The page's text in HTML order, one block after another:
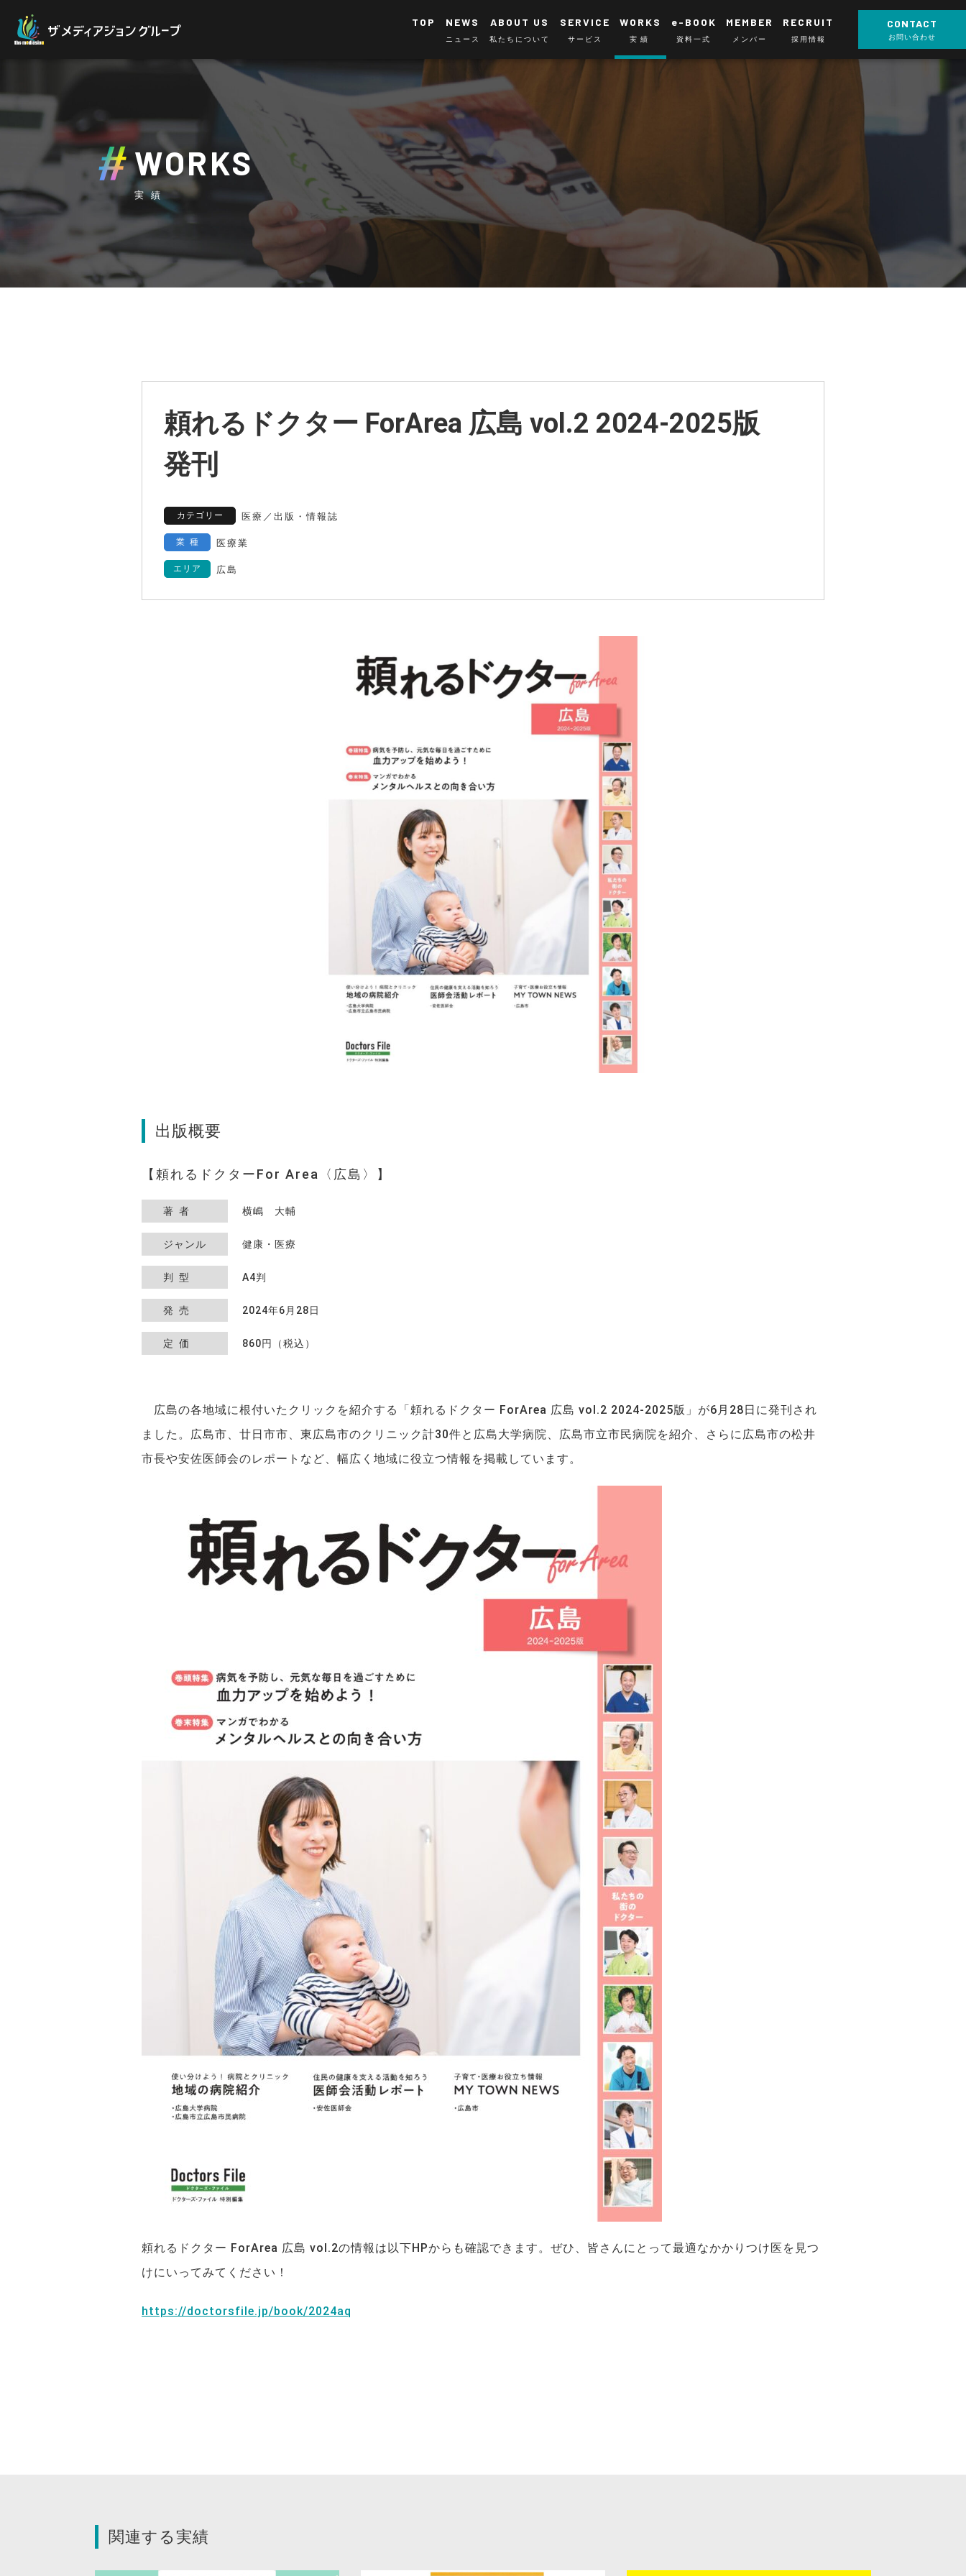
TOP NEWS
ニュース
ABOUT US
私たちについて
SERVICE
サービス
WORKS
実績
e-BOOK
資料一式
MEMBER
メンバー
RECRUIT
採用情報
CONTACT
お問い合わせ
WORKS
実績
頼れるドクター ForArea 広島 vol.2 2024-2025版
発刊
カテゴリー 医療 ／ 出版・情報誌
業種 医療業
エリア 広島
出版概要
頼れるドクターFor Area〈広島〉
著者 横嶋 大輔
ジャンル 健康・医療
判型 A4判
発売 2024年6月28日
定価 860円（税込）
広島の各地域に根付いたクリックを紹介する「頼れるドクター ForArea 広島 vol.2 2024-2025版」が6月28日に発刊され
ました。広島市、廿日市市、東広島市のクリニック計30件と広島大学病院、広島市立市民病院を紹介、さらに広島市の松井
市長や安佐医師会のレポートなど、幅広く地域に役立つ情報を掲載しています。
頼れるドクター ForArea 広島 vol.2の情報は以下HPからも確認できます。ぜひ、皆さんにとって最適なかかりつけ医を見つ
けにいってみてください！
https://doctorsfile.jp/book/2024aq
関連する実績